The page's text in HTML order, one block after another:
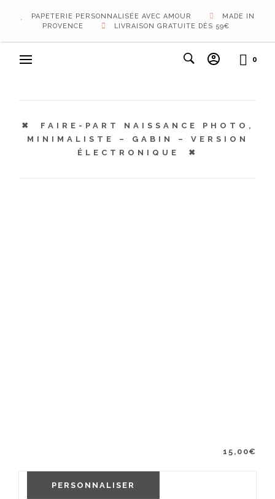
PAPETERIE PERSONNALISÉE AVEC AMOUR
MADE IN
PROVENCE
LIVRAISON GRATUITE DÈS 59€
0
FAIRE-PART NAISSANCE PHOTO,
MINIMALISTE – GABIN – VERSION
ÉLECTRONIQUE
15,00€
PERSONNALISER